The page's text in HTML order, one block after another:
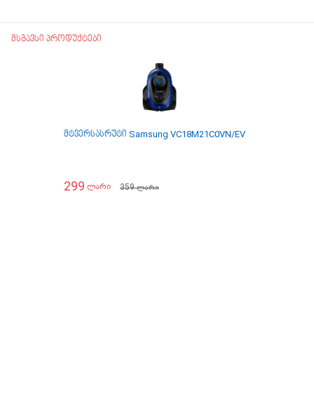
მსგავსი პროდუქტები
მტვერსასრუტი Samsung VC18M21C0VN/EV
299 ლარი 359ლარი